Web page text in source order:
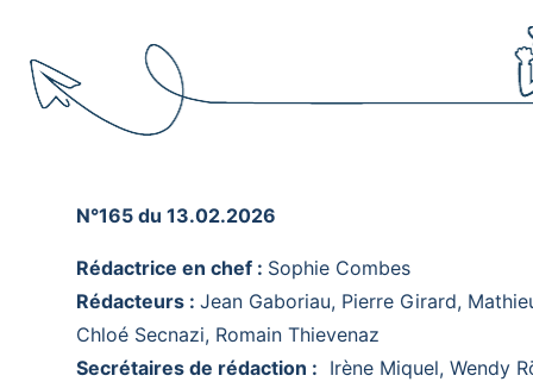
N°165 du 13.02.2026
Rédactrice en chef : Sophie Combes
Rédacteurs : Jean Gaboriau, Pierre Girard,
Chloé Secnazi, Romain Thievenaz
Secrétaires de rédaction : Irène Miquel, Wendy